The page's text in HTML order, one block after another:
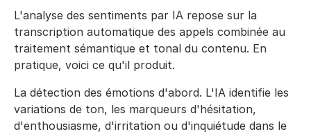
L'analyse des sentiments par IA repose sur la
transcription automatique des appels combinée au
traitement sémantique et tonal du contenu. En
pratique, voici ce qu'il produit.
La détection des émotions d'abord. L'IA identifie les
variations de ton, les marqueurs d'hésitation,
d'enthousiasme, d'irritation ou d'inquiétude dans le